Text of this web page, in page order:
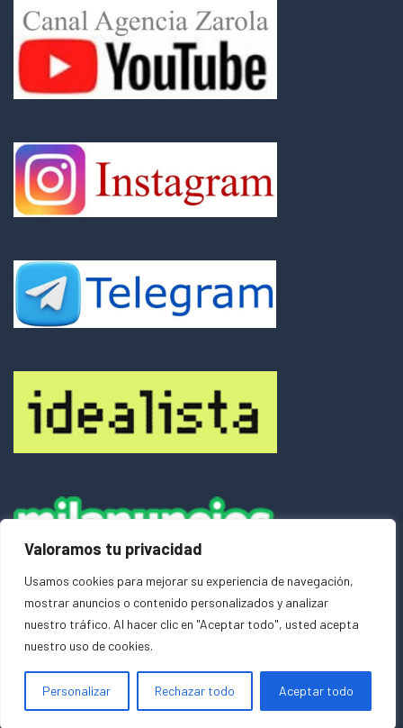
Valoramos tu privacidad
Usamos cookies para mejorar su experiencia de navegación,
mostrar anuncios o contenido personalizados y analizar
nuestro tráfico. Al hacer clic en "Aceptar todo", usted acepta
nuestro uso de cookies.
Personalizar Rechazar todo Aceptar todo
Copyright © 2026Agencia Zarola Inmobiliaria
Agencia Zarola